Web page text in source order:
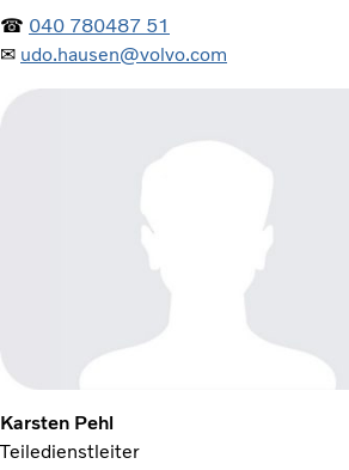
☎ 040 780487 51
✉ udo.hausen@volvo.com
Karsten Pehl
Teiledienstleiter